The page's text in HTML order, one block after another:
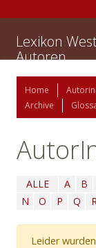
Lexikon
Autoren
Home
Archive
ALLE A B
N
O P Q
Leider